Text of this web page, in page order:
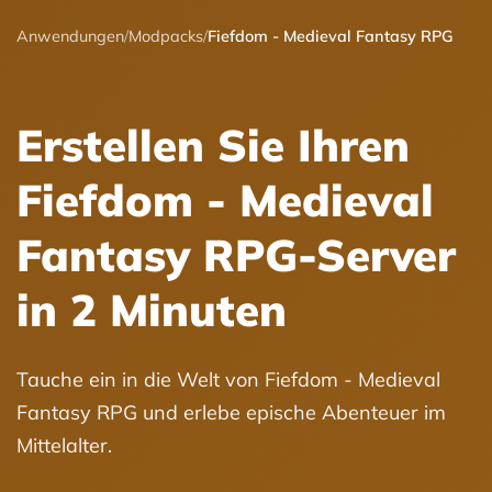
Anwendungen/Modpacks/Fiefdom - Medieval Fantasy RPG
Erstellen Sie Ihren
Fiefdom - Medieval
Fantasy RPG-Server
in 2 Minuten
Tauche ein in die Welt von Fiefdom - Medieval
Fantasy RPG und erlebe epische Abenteuer im
Mittelalter.